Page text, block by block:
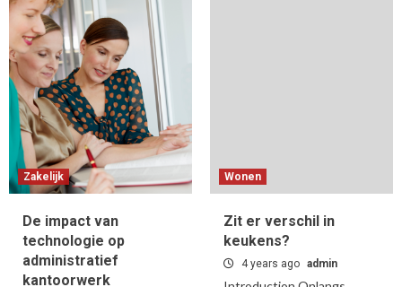
Zakelijk
De impact van
technologie op
administratief
kantoorwerk
Wonen
Zit er verschil in
keukens?
4 years ago admin